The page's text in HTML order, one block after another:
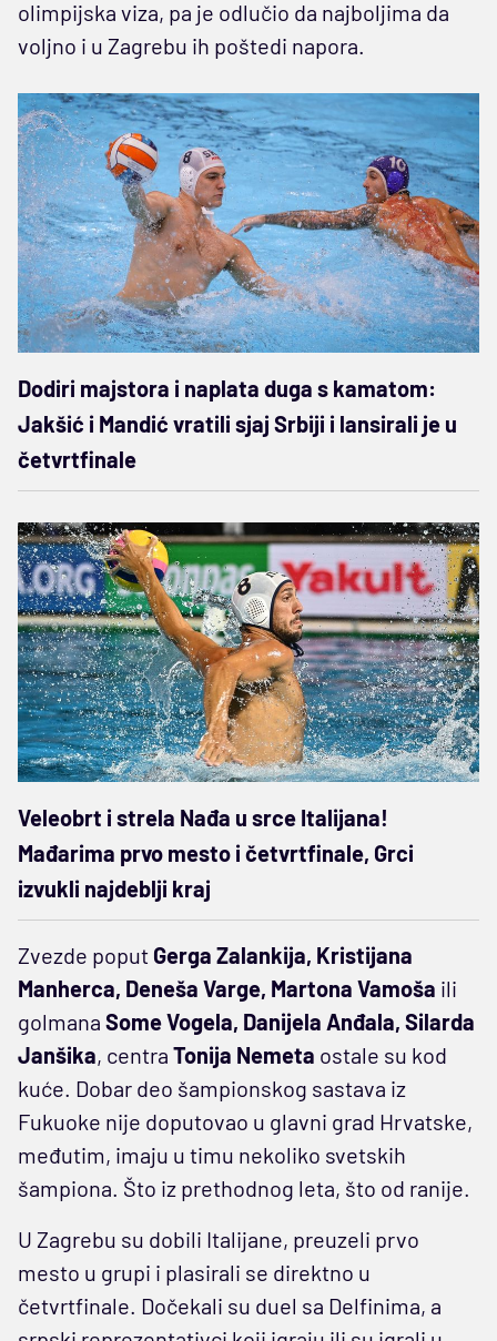
olimpijska viza, pa je odlučio da najboljima da
voljno i u Zagrebu ih poštedi napora.
Dodiri majstora i naplata duga s kamatom:
Jakšić i Mandić vratili sjaj Srbiji i lansirali je u
četvrtfinale
Veleobrt i strela Nađa u srce Italijana!
Mađarima prvo mesto i četvrtfinale, Grci
izvukli najdeblji kraj
Zvezde poput Gerga Zalankija, Kristijana
Manherca, Deneša Varge, Martona Vamoša ili
golmana Some Vogela, Danijela Anđala, Silarda
Janšika, centra Tonija Nemeta ostale su kod
kuće. Dobar deo šampionskog sastava iz
Fukuoke nije doputovao u glavni grad Hrvatske,
međutim, imaju u timu nekoliko svetskih
šampiona. Što iz prethodnog leta, što od ranije.
U Zagrebu su dobili Italijane, preuzeli prvo
mesto u grupi i plasirali se direktno u
četvrtfinale. Dočekali su duel sa Delfinima, a